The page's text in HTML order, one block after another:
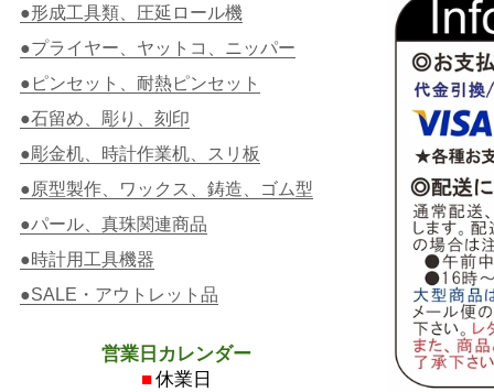
●形成工具類、圧延ロール機
●プライヤー、ヤットコ、ニッパー
●ピンセット、耐熱ピンセット
●石留め、彫り、刻印
●彫金机、時計作業机、スリ板
●原型製作、ワックス、鋳造、ゴム型
●パール、真珠関連商品
●時計用工具機器
●SALE・アウトレット品
営業日カレンダー
■休業日